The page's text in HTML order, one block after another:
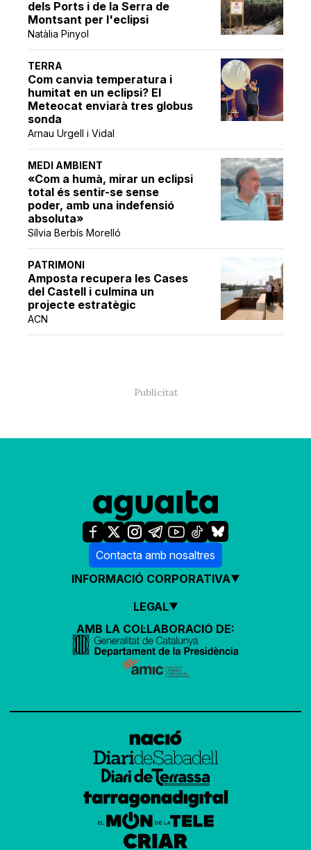
dels Ports i de la Serra de
Montsant per l'eclipsi
Natàlia Pinyol
TERRA
Com canvia temperatura i
humitat en un eclipsi? El
Meteocat enviarà tres globus
sonda
Arnau Urgell i Vidal
MEDI AMBIENT
«Com a humà, mirar un eclipsi
total és sentir-se sense
poder, amb una indefensió
absoluta»
Sílvia Berbís Morelló
PATRIMONI
Amposta recupera les Cases
del Castell i culmina un
projecte estratègic
ACN
Contacta amb nosaltres
INFORMACIÓ CORPORATIVA
LEGAL
AMB LA COL·LABORACIÓ DE: